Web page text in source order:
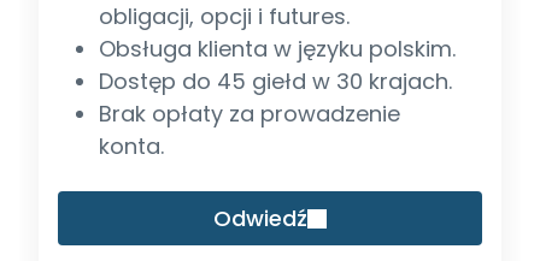
obligacji, opcji i futures.
Obsługa klienta w języku polskim.
Dostęp do 45 giełd w 30 krajach.
Brak opłaty za prowadzenie
konta.
Odwiedź